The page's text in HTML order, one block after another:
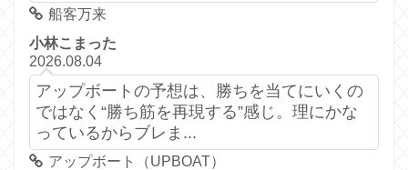
船客万来
小林こまった
2026.08.04
アップボートの予想は、勝ちを当てにいくの
ではなく“勝ち筋を再現する”感じ。理にかな
っているからブレま...
アップボート（UPBOAT）